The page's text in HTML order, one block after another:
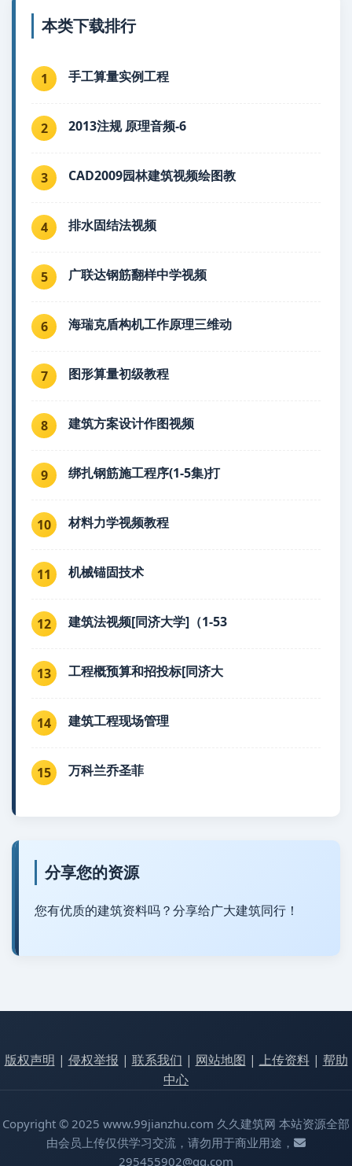
本类下载排行
1 手工算量实例工程
2 2013注规 原理音频-6
3 CAD2009园林建筑视频绘图教
4 排水固结法视频
5 广联达钢筋翻样中学视频
6 海瑞克盾构机工作原理三维动
7 图形算量初级教程
8 建筑方案设计作图视频
9 绑扎钢筋施工程序(1-5集)打
10 材料力学视频教程
11 机械锚固技术
12 建筑法视频[同济大学]（1-53
13 工程概预算和招投标[同济大
14 建筑工程现场管理
15 万科兰乔圣菲
分享您的资源
您有优质的建筑资料吗？分享给广大建筑同行！
版权声明 | 侵权举报 | 联系我们 | 网站地图 | 上传资料| 帮助
中心
Copyright © 2025 www.99jianzhu.com 久久建筑网 本站资源全部
由会员上传仅供学习交流，请勿用于商业用途，
295455902@qq.com